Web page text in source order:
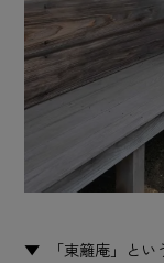
「東籬庵」と